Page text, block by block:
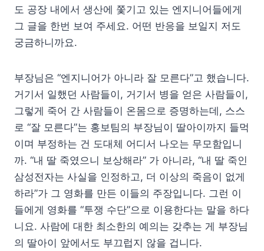
도 공장 내에서 생산에 쫓기고 있는 엔지니어들에게
그 글을 한번 보여 주세요. 어떤 반응을 보일지 저도
궁금하니까요.
부장님은 “엔지니어가 아니라 잘 모른다”고 했습니다.
거기서 일했던 사람들이, 거기서 병을 얻은 사람들이,
그렇게 죽어 간 사람들이 온몸으로 증명하는데, 스스
로 “잘 모른다”는 홍보팀의 부장님이 딸아이까지 들먹
이며 부정하는 건 도대체 어디서 나오는 무모함입니
까. “내 딸 죽였으니 보상해라” 가 아니라, “내 딸 죽인
삼성전자는 사실을 인정하고, 더 이상의 죽음이 없게
하라”가 그 영화를 만든 이들의 주장입니다. 그런 이
들에게 영화를 “투쟁 수단”으로 이용한다는 말을 하다
니요. 사람에 대한 최소한의 예의는 갖추는 게 부장님
의 딸아이 앞에서도 부끄럽지 않을 겁니다.